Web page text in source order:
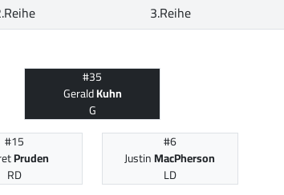
3.Reihe
#35
GeraldKuhn
G
#15
Pruden
RD
#6
JustinMacPherson
LD